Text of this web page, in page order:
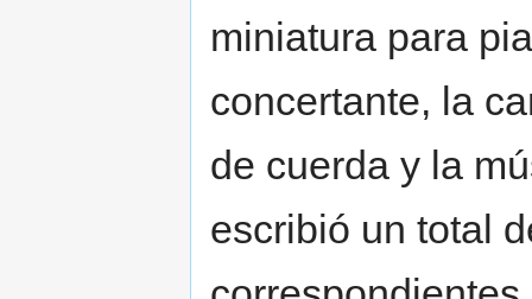
miniatura para
concertante, la
de cuerda y la
escribió un total